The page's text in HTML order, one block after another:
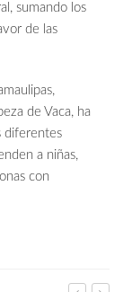
sumando los
de las
de Vaca, ha
diferentes
a niñas,
con